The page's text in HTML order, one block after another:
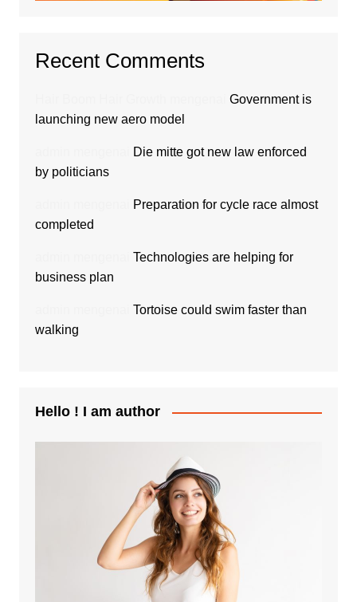
Recent Comments
Government is
launching new aero model
Die mitte got new law enforced
by politicians
Preparation for cycle race almost
completed
Technologies are helping for
business plan
Tortoise could swim faster than
walking
Hello ! I am author